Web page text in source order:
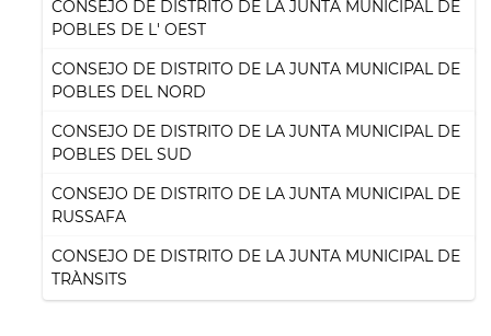
CONSEJO DE DISTRITO DE LA JUNTA MUNICIPAL DE
POBLES DE L' OEST
CONSEJO DE DISTRITO DE LA JUNTA MUNICIPAL DE
POBLES DEL NORD
CONSEJO DE DISTRITO DE LA JUNTA MUNICIPAL DE
POBLES DEL SUD
CONSEJO DE DISTRITO DE LA JUNTA MUNICIPAL DE
RUSSAFA
CONSEJO DE DISTRITO DE LA JUNTA MUNICIPAL DE
TRÀNSITS